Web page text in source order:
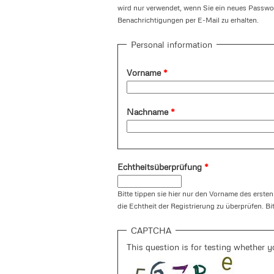
wird nur verwendet, wenn Sie ein neues
Benachrichtigungen per E-Mail zu erhalten.
Personal information
Vorname *
Nachname *
Echtheitsüberprüfung *
Bitte tippen sie hier nur den Vorname des
die Echtheit der Registrierung zu überprüfen.
CAPTCHA
This question is for testing whether